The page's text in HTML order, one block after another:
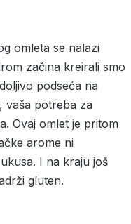
omleta se nalazi
začina kreirali smo
podseća na
vaša potreba za
Ovaj omlet je pritom
arome ni
I na kraju još
gluten.